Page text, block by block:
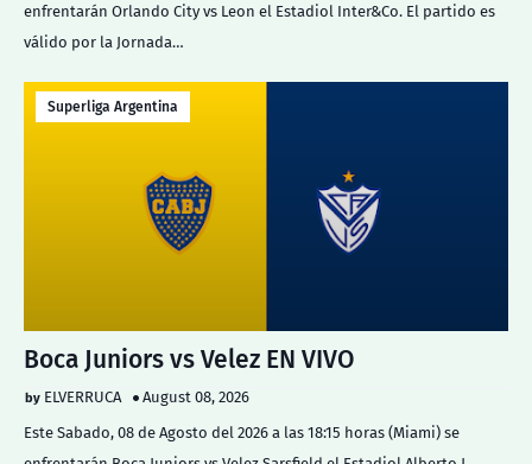
enfrentarán Orlando City vs Leon el Estadiol Inter&Co. El partido es
válido por la Jornada…
Superliga Argentina
Boca Juniors vs Velez EN VIVO
ELVERRUCA
August 08, 2026
Este Sabado, 08 de Agosto del 2026 a las 18:15 horas (Miami) se